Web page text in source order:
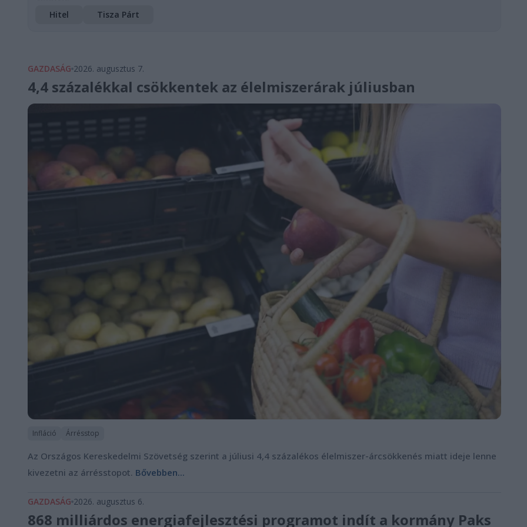
Hitel
Tisza Párt
GAZDASÁG 2026. augusztus 7.
4,4 százalékkal csökkentek az élelmiszerárak júliusban
Infláció Árrésstop
Az Országos Kereskedelmi Szövetség szerint a júliusi 4,4 százalékos élelmiszer-árcsökkenés miatt ideje lenne
kivezetni az árrésstopot. Bővebben...
GAZDASÁG 2026. augusztus 6.
868 milliárdos energiafejlesztési programot indít a kormány Paks